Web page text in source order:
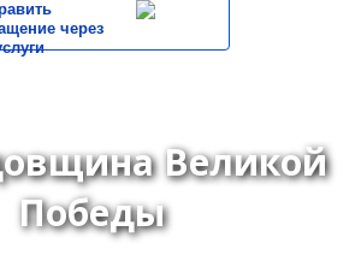
через
Великой
Победы